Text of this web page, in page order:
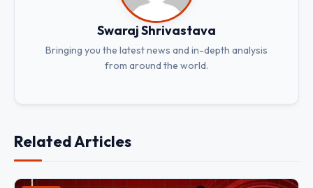
Swaraj Shrivastava
Bringing you the latest news and in-depth analysis
from around the world.
Related Articles